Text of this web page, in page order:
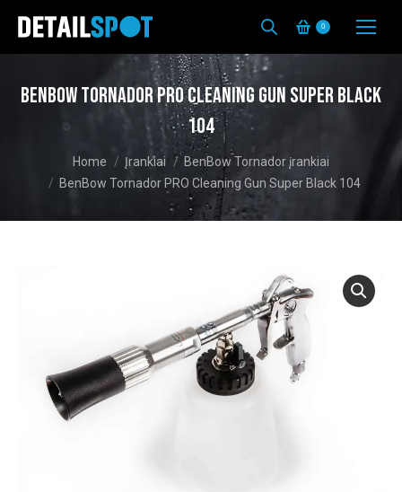
0
BenBow Tornador PRO Cleaning Gun Super Black
104
You are here:Home Įrankiai
BenBow Tornador įrankiai
BenBow Tornador PRO Cleaning Gun Super Black 104